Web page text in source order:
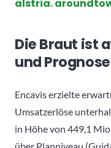
alstria.
Die Braut ist
und
Encavis erzielte
Umsatzerlöse
in Höhe von 449,1